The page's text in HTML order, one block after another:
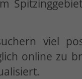
viel
online zu